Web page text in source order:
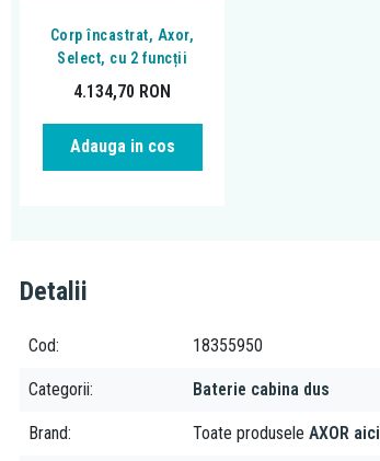
Corp încastrat, Axor,
Select, cu 2 funcții
4.134,70 RON
Adauga in cos
Detalii
Cod 18355950
Categorii Baterie cabina dus
Brand Toate produsele AXOR aici